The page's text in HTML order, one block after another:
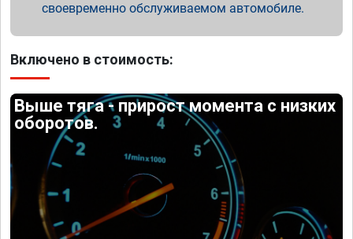
своевременно обслуживаемом автомобиле.
Включено в стоимость:
Выше тяга - прирост момента с низких
оборотов.